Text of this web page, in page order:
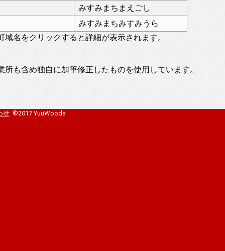
みすみまちまえごし
みすみまちみすみうら
名をクリックすると詳細が表示されます。
所も含め独自に加筆修正したものを使用しています。
せ ©2017 YuuWoods